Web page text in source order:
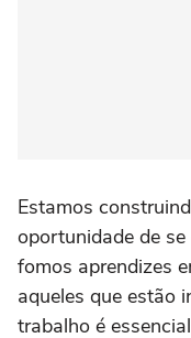
Estamos
oportunidade de
fomos aprendizes
aqueles que estão
trabalho é